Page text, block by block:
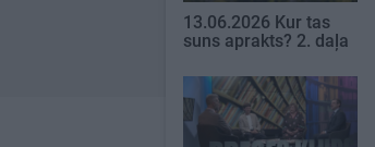
13.06.2026 Kur tas
suns aprakts? 2. daļa